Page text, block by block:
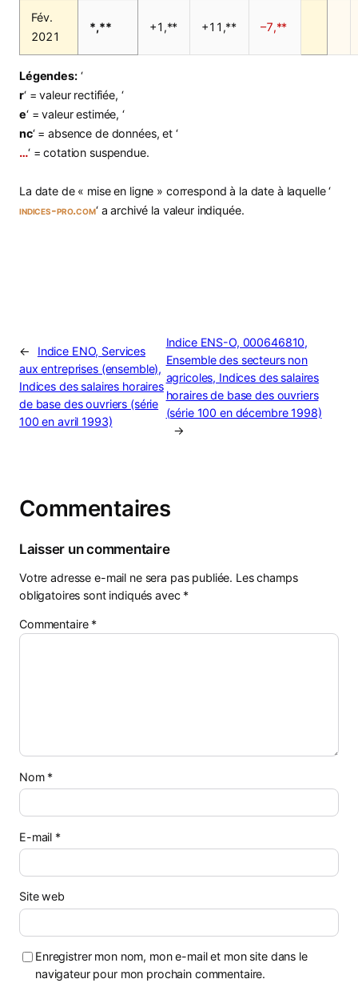
Fév.
2021
*,** +1,** +11,** –7,**
Légendes:‘
r‘ = valeur rectifiée, ‘
e‘ = valeur estimée, ‘
nc‘ = absence de données, et ‘
…‘ = cotation suspendue.
La date de « mise en ligne » correspond à la date à laquelle ‘
indices-pro.com‘ a archivé la valeur indiquée.
←
Indice ENO, Services
aux entreprises (ensemble),
Indices des salaires horaires
de base des ouvriers (série
100 en avril 1993)
Indice ENS-O, 000646810,
Ensemble des secteurs non
agricoles, Indices des salaires
horaires de base des ouvriers
(série 100 en décembre 1998)
→
Commentaires
Laisser un commentaire
Votre adresse e-mail ne sera pas publiée. Les champs
obligatoires sont indiqués avec *
Commentaire *
Nom *
E-mail *
Site web
Enregistrer mon nom, mon e-mail et mon site dans le
navigateur pour mon prochain commentaire.